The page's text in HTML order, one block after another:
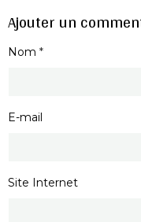
Ajouter un
Nom
E-mail
Site Internet